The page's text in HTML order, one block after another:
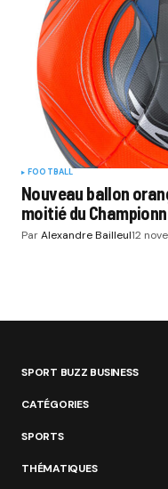
FOOTBALL
Nouveau ballon
moitié du
ParAlexandre Bailleul12
SPORT BUZZ BUSINESS
CATÉGORIES
SPORTS
THÉMATIQUES